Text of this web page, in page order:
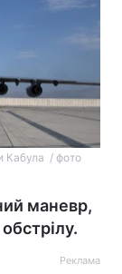
Кабула / фото
маневр,
Реклама